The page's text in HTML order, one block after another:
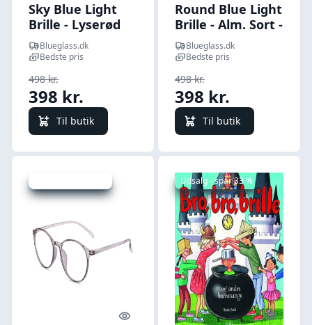
Sky Blue Light
Brille - Lyserød
Transparent -
Normal
Blueglass.dk
Bedste pris
498 kr.
398 kr.
Til butik
Round Blue Light
Brille - Alm. Sort -
Normal
Blueglass.dk
Bedste pris
498 kr.
398 kr.
Til butik
Quick look
Udsalg - spar 33 %
Quick